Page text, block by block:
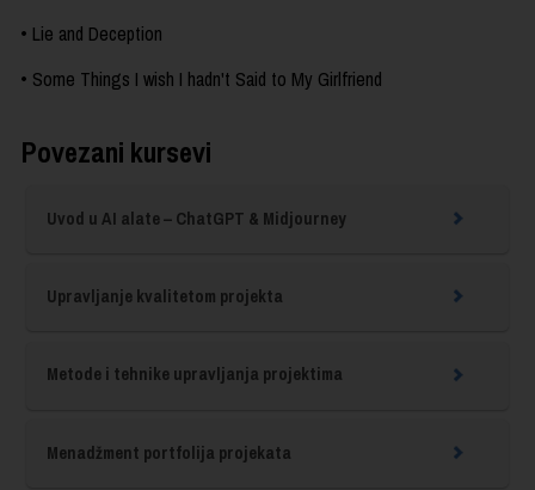
• Lie and Deception
• Some Things I wish I hadn't Said to My Girlfriend
Povezani kursevi
Uvod u AI alate – ChatGPT & Midjourney
Upravljanje kvalitetom projekta
Metode i tehnike upravljanja projektima
Menadžment portfolija projekata